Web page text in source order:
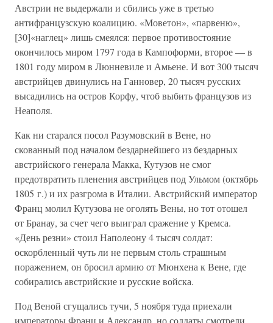
Австрии не выдержали и сбились уже в третью
антифранцузскую коалицию. «Моветон», «парвеню»,
[30]«наглец» лишь смеялся: первое противостояние
окончилось миром 1797 года в Кампоформи, второе — в
1801 году миром в Люнневиле и Амьене. И вот 300 тысяч
австрийцев двинулись на Ганновер, 20 тысяч русских
высадились на остров Корфу, чтоб выбить французов из
Неаполя.
Как ни старался посол Разумовский в Вене, но
скованный под началом бездарнейшего из бездарных
австрийского генерала Макка, Кутузов не смог
предотвратить пленения австрийцев под Ульмом (октябрь
1805 г.) и их разгрома в Италии. Австрийский император
Франц молил Кутузова не оголять Вены, но тот отошел
от Бранау, за счет чего выиграл сражение у Кремса.
«День резни» стоил Наполеону 4 тысяч солдат:
оскорбленный чуть ли не первым столь страшным
поражением, он бросил армию от Мюнхена к Вене, где
собирались австрийские и русские войска.
Под Веной сгущались тучи, 5 ноября туда приехали
императоры Франц и Александр, но солдаты смотрели